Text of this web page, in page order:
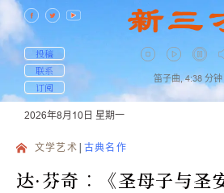
投稿
联系
订阅
笛子曲, 4:38 分钟
2026年8月10日 星期一
文学艺术 古典名作
达·芬奇︰《圣母子与圣